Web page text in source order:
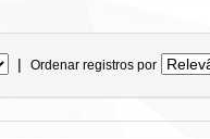
| Ordenar registros por